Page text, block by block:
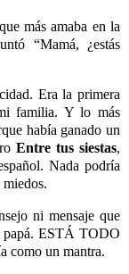
más amaba en la
“Mamá, ¿estás
Era la primera
familia. Y lo más
había ganado un
Entre tus siestas,
Nada podría
ni mensaje que
papá. ESTÁ TODO
como un mantra.